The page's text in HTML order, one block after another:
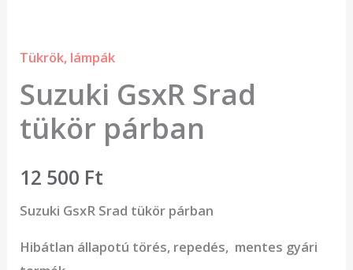
Tükrök, lámpák
Suzuki GsxR Srad
tükör párban
12 500 Ft
Suzuki GsxR Srad tükör párban
Hibátlan állapotú törés, repedés, mentes gyári